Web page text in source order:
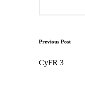
Post
navigation
Previous Post
CyFR 3